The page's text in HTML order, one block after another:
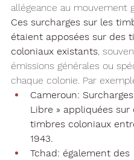
allégeance au mouvement
Ces surcharges sur les
étaient apposées sur des
coloniaux existants,
émissions générales ou
chaque colonie. Par
Cameroun:
Libre » appliquées sur
timbres coloniaux
1943.
Tchad: également des